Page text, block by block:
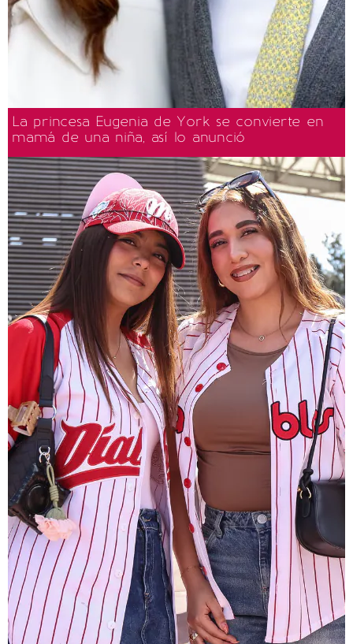
La princesa Eugenia de York se convierte en
mamá de una niña, así lo anunció